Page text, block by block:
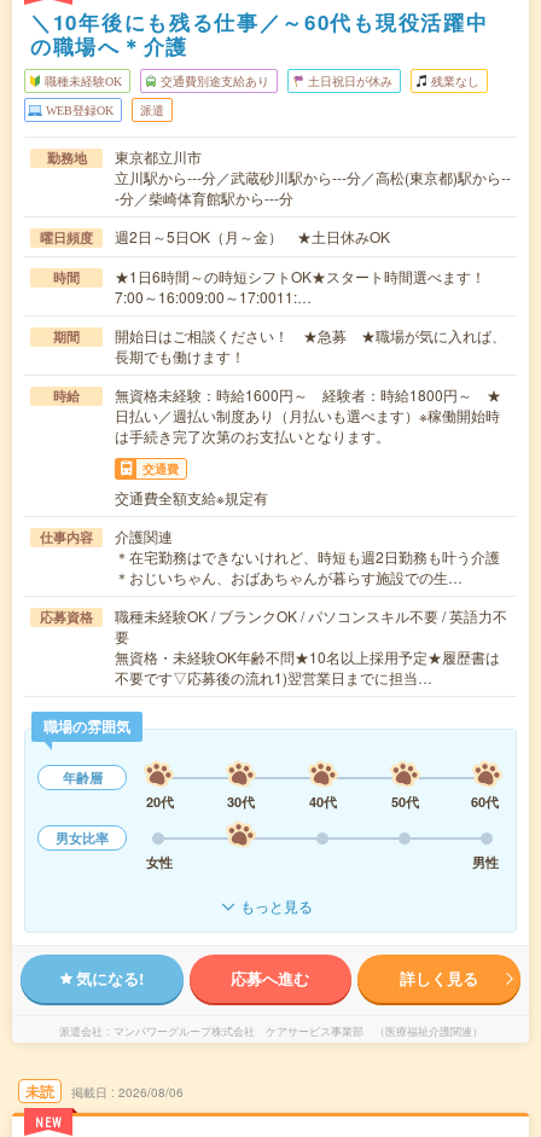
＼10年後にも残る仕事／～60代も現役活躍中
の職場へ＊介護
職種未経験OK 交通費別途支給あり 土日祝日が休み 残業なし
WEB登録OK 派遣
勤務地
東京都立川市
立川駅から---分／武蔵砂川駅から---分／高松(東京都)駅から--
-分／柴崎体育館駅から---分
曜日頻度 週2日～5日OK（月～金） ★土日休みOK
時間
★1日6時間～の時短シフトOK★スタート時間選べます！
7:00～16:009:00～17:0011:…
期間
開始日はご相談ください！ ★急募 ★職場が気に入れば、
長期でも働けます！
時給
無資格未経験：時給1600円～ 経験者：時給1800円～ ★
日払い／週払い制度あり（月払いも選べます）※稼働開始時
は手続き完了次第のお支払いとなります。
交通費
交通費全額支給※規定有
仕事内容
介護関連
＊在宅勤務はできないけれど、時短も週2日勤務も叶う介護
＊おじいちゃん、おばあちゃんが暮らす施設での生…
応募資格
職種未経験OK / ブランクOK / パソコンスキル不要 / 英語力不
要
無資格・未経験OK年齢不問★10名以上採用予定★履歴書は
不要です▽応募後の流れ1)翌営業日までに担当…
職場の雰囲気
年齢層
20代
30代 40代 50代
60代
男女比率
女性
男性
もっと見る
気になる! 応募へ進む 詳しく見る
派遣会社 マンパワーグループ株式会社 ケアサービス事業部 （医療福祉介護関連）
未読
NEW
掲載日 2026/08/06